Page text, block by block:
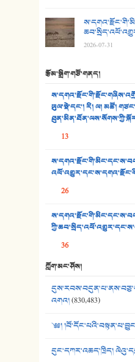
30.
31.
32. ཨ་མ།
33.
34.
36.
38. ཡབ་ཡུམ། -
2026-07-31
རྩོམ་སྒྲིག་གཙོ་གནད།
ཡུལ་སྡེ་དང་། རི། ལ། མཚོ།
13
26
36
ཀློག་མང་ཤོས།
འགའ།(830,483)
༄༅།
དུང་དཀར་འཆད་ཁྲིད།